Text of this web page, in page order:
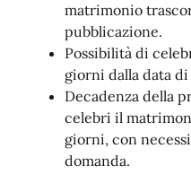
matrimonio
pubblicazione.
Possibilità di
giorni dalla data
Decadenza della
celebri il
giorni, con
domanda.